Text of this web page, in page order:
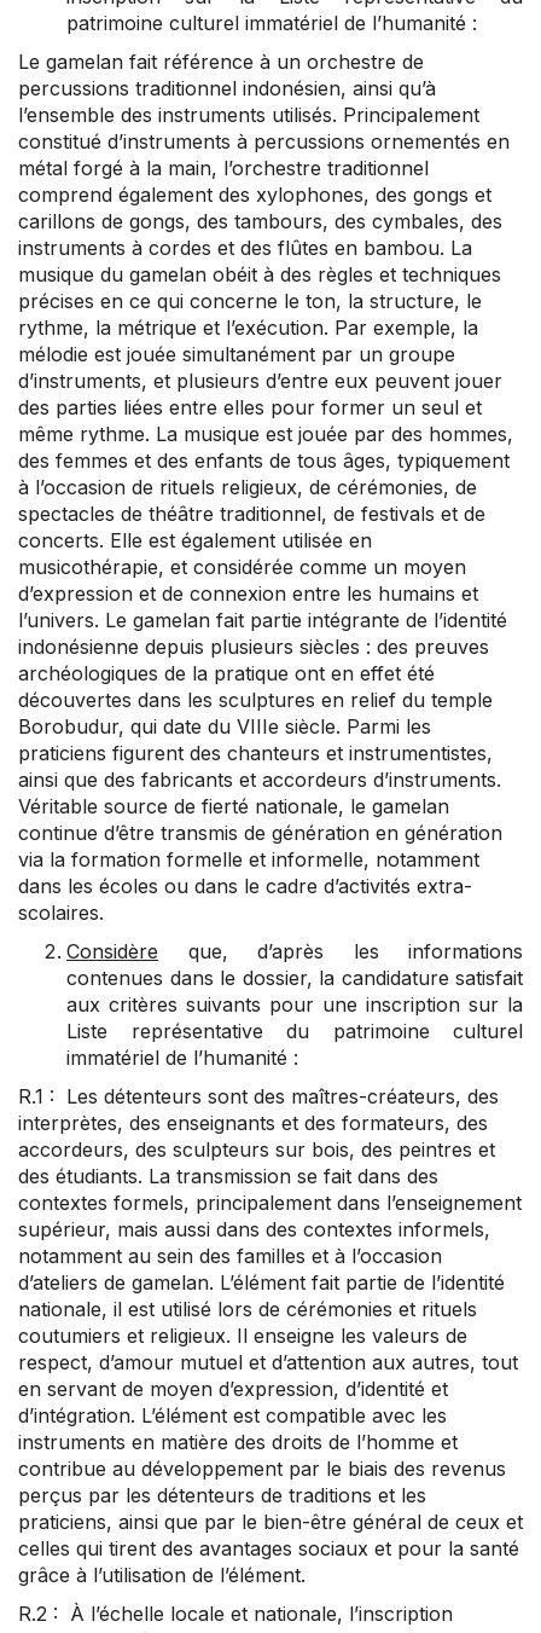
patrimoine culturel immatériel de l’humanité :
Le gamelan fait référence à un orchestre de
percussions traditionnel indonésien, ainsi qu’à
l’ensemble des instruments utilisés. Principalement
constitué d’instruments à percussions ornementés en
métal forgé à la main, l’orchestre traditionnel
comprend également des xylophones, des gongs et
carillons de gongs, des tambours, des cymbales, des
instruments à cordes et des flûtes en bambou. La
musique du gamelan obéit à des règles et techniques
précises en ce qui concerne le ton, la structure, le
rythme, la métrique et l’exécution. Par exemple, la
mélodie est jouée simultanément par un groupe
d’instruments, et plusieurs d’entre eux peuvent jouer
des parties liées entre elles pour former un seul et
même rythme. La musique est jouée par des hommes,
des femmes et des enfants de tous âges, typiquement
à l’occasion de rituels religieux, de cérémonies, de
spectacles de théâtre traditionnel, de festivals et de
concerts. Elle est également utilisée en
musicothérapie, et considérée comme un moyen
d’expression et de connexion entre les humains et
l’univers. Le gamelan fait partie intégrante de l’identité
indonésienne depuis plusieurs siècles : des preuves
archéologiques de la pratique ont en effet été
découvertes dans les sculptures en relief du temple
Borobudur, qui date du VIIIe siècle. Parmi les
praticiens figurent des chanteurs et instrumentistes,
ainsi que des fabricants et accordeurs d’instruments.
Véritable source de fierté nationale, le gamelan
continue d’être transmis de génération en génération
via la formation formelle et informelle, notamment
dans les écoles ou dans le cadre d’activités extra-
scolaires.
Considère que, d’après les informations
contenues dans le dossier, la candidature satisfait
aux critères suivants pour une inscription sur la
Liste représentative du patrimoine culturel
immatériel de l’humanité :
R.1 : Les détenteurs sont des maîtres-créateurs, des
interprètes, des enseignants et des formateurs, des
accordeurs, des sculpteurs sur bois, des peintres et
des étudiants. La transmission se fait dans des
contextes formels, principalement dans l’enseignement
supérieur, mais aussi dans des contextes informels,
notamment au sein des familles et à l’occasion
d’ateliers de gamelan. L’élément fait partie de l’identité
nationale, il est utilisé lors de cérémonies et rituels
coutumiers et religieux. Il enseigne les valeurs de
respect, d’amour mutuel et d’attention aux autres, tout
en servant de moyen d’expression, d’identité et
d’intégration. L’élément est compatible avec les
instruments en matière des droits de l’homme et
contribue au développement par le biais des revenus
perçus par les détenteurs de traditions et les
praticiens, ainsi que par le bien-être général de ceux et
celles qui tirent des avantages sociaux et pour la santé
grâce à l’utilisation de l’élément.
R.2 : À l’échelle locale et nationale, l’inscription